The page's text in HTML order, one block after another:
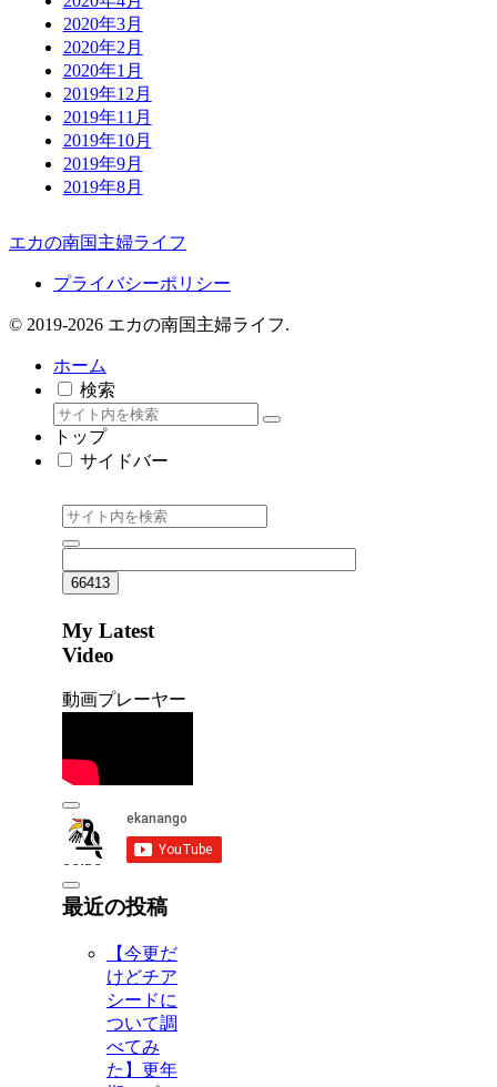
2020年3月
2020年2月
2020年1月
2019年12月
2019年11月
2019年10月
2019年9月
2019年8月
エカの南国主婦ライフ
プライバシーポリシー
© 2019-2026 エカの南国主婦ライフ.
ホーム
検索
トップ
サイドバー
My Latest
Video
動画プレーヤー
00:00
00:00
06:56
最近の投稿
【今更だ
けどチア
シードに
ついて調
べてみ
た】更年